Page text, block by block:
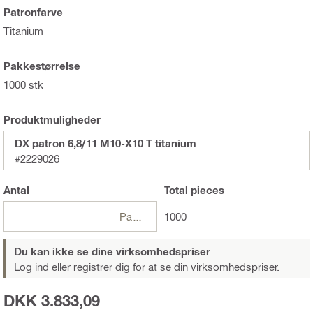
Patronfarve
Titanium
Pakkestørrelse
1000 stk
Produktmuligheder
DX patron 6,8/11 M10-X10 T titanium
#2229026
Antal Total pieces
1000
Du kan ikke se dine virksomhedspriser
Log ind eller registrer dig for at se din virksomhedspriser.
DKK 3.833,09